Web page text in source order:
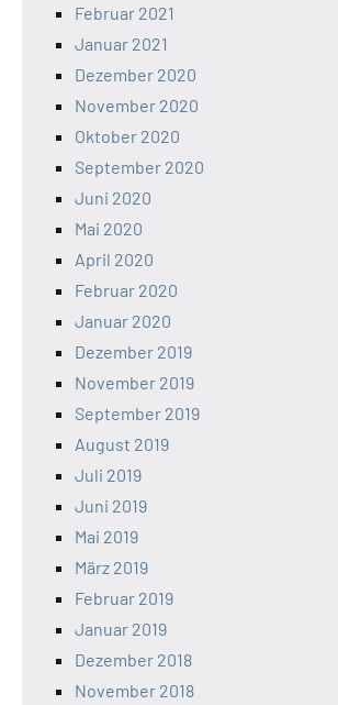
Februar 2021
Januar 2021
Dezember 2020
November 2020
Oktober 2020
September 2020
Juni 2020
Mai 2020
April 2020
Februar 2020
Januar 2020
Dezember 2019
November 2019
September 2019
August 2019
Juli 2019
Juni 2019
Mai 2019
März 2019
Februar 2019
Januar 2019
Dezember 2018
November 2018